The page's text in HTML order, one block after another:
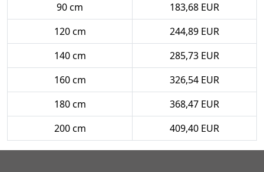
90 cm
183,68 EUR
120 cm
244,89 EUR
140 cm
285,73 EUR
160 cm
326,54 EUR
180 cm
368,47 EUR
200 cm
409,40 EUR